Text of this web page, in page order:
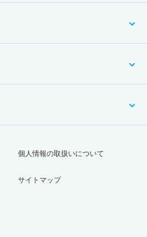
個人情報の取扱いについて
サイトマップ